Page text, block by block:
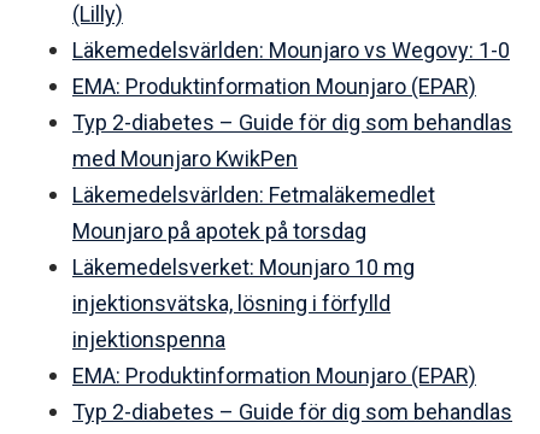
(Lilly)
Läkemedelsvärlden: Mounjaro vs Wegovy: 1-0
EMA: Produktinformation Mounjaro (EPAR)
Typ 2-diabetes – Guide för dig som behandlas
med Mounjaro KwikPen
Läkemedelsvärlden: Fetmaläkemedlet
Mounjaro på apotek på torsdag
Läkemedelsverket: Mounjaro 10 mg
injektionsvätska, lösning i förfylld
injektionspenna
EMA: Produktinformation Mounjaro (EPAR)
Typ 2-diabetes – Guide för dig som behandlas